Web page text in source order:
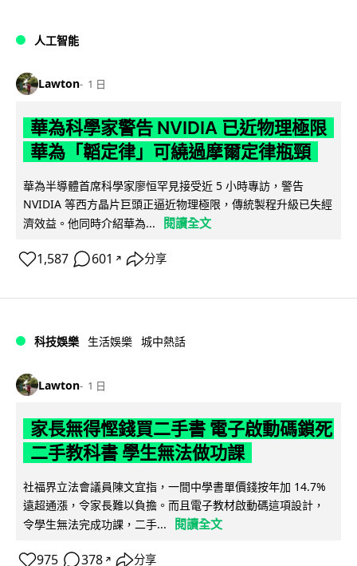
人工智能
Lawton 1 日
華為科學家警告 NVIDIA 已近物理極限
華為「韜定律」可繞過摩爾定律瓶頸
華為半導體首席科學家廖恒罕見接受近 5 小時專訪，警告
NVIDIA 等西方晶片巨頭正逼近物理極限，傳統製程升級已失經
濟效益。他同時介紹華為...
閱讀全文
1,587 601 ↗ 分享
科技娛樂 生活娛樂 城中熱話
Lawton 1 日
家長無得慳錢買二手書 電子啟動碼鎖死
二手教科書 學生無法做功課
社福界立法會議員陳文宜指，一間中學書單價錢按年加 14.7%
遠超通漲，令家長難以負擔。而且電子教材啟動碼這項設計，
令學生無法完成功課，二手...
閱讀全文
975 378 ↗ 分享